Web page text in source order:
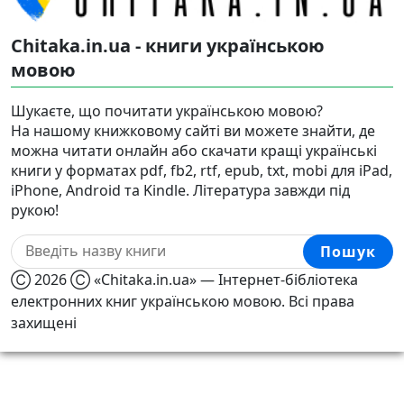
Chitaka.in.ua - книги українською
мовою
Шукаєте, що почитати українською мовою?
На нашому книжковому сайті ви можете знайти, де
можна читати онлайн або скачати кращі українські
книги у форматах pdf, fb2, rtf, epub, txt, mobi для iPad,
iPhone, Android та Kindle. Література завжди під
рукою!
Пошук
Ⓒ 2026 Ⓒ «Chitaka.in.ua» — Інтернет-бібліотека
електронних книг українською мовою. Всі права
захищені